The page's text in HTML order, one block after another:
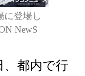
に登場し
NewS
都内で行